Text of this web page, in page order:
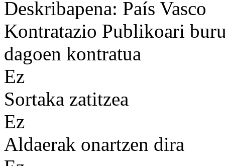
Deskribapena: País Vasco
Kontratazio Publikoari
dagoen kontratua
Ez
Sortaka zatitzea
Ez
Aldaerak onartzen dira